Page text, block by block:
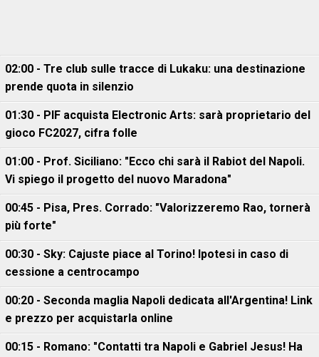
02:00 - Tre club sulle tracce di Lukaku: una destinazione
prende quota in silenzio
01:30 - PIF acquista Electronic Arts: sarà proprietario del
gioco FC2027, cifra folle
01:00 - Prof. Siciliano: "Ecco chi sarà il Rabiot del Napoli.
Vi spiego il progetto del nuovo Maradona"
00:45 - Pisa, Pres. Corrado: "Valorizzeremo Rao, tornerà
più forte"
00:30 - Sky: Cajuste piace al Torino! Ipotesi in caso di
cessione a centrocampo
00:20 - Seconda maglia Napoli dedicata all'Argentina! Link
e prezzo per acquistarla online
00:15 - Romano: "Contatti tra Napoli e Gabriel Jesus! Ha